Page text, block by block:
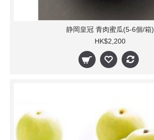
静岡皇冠 青肉蜜瓜(5-6個/箱)
HK$2,200